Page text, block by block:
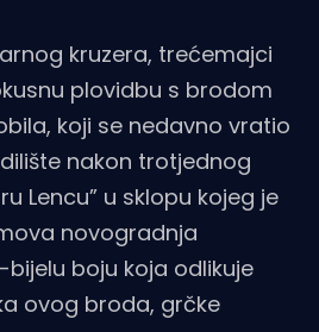
kruzera, trećemajci
plovidbu s brodom
koji se nedavno vratio
nakon trotjednog
Lencu” u sklopu kojeg je
novogradnja
boju koja odlikuje
ovog broda, grčke